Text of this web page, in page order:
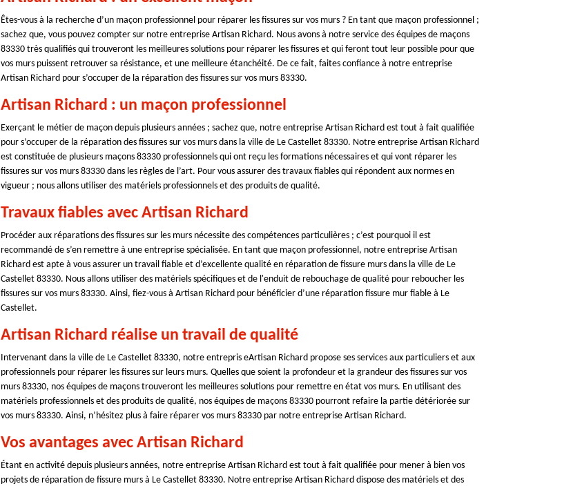
Êtes-vous à la recherche d’un maçon professionnel pour réparer les fissures sur vos murs ? En tant que maçon professionnel ;
sachez que, vous pouvez compter sur notre entreprise Artisan Richard. Nous avons à notre service des équipes de maçons
83330 très qualifiés qui trouveront les meilleures solutions pour réparer les fissures et qui feront tout leur possible pour que
vos murs puissent retrouver sa résistance, et une meilleure étanchéité. De ce fait, faites confiance à notre entreprise
Artisan Richard pour s’occuper de la réparation des fissures sur vos murs 83330.
Artisan Richard : un maçon professionnel
Exerçant le métier de maçon depuis plusieurs années ; sachez que, notre entreprise Artisan Richard est tout à fait qualifiée
pour s’occuper de la réparation des fissures sur vos murs dans la ville de Le Castellet 83330. Notre entreprise Artisan Richard
est constituée de plusieurs maçons 83330 professionnels qui ont reçu les formations nécessaires et qui vont réparer les
fissures sur vos murs 83330 dans les règles de l’art. Pour vous assurer des travaux fiables qui répondent aux normes en
vigueur ; nous allons utiliser des matériels professionnels et des produits de qualité.
Travaux fiables avec Artisan Richard
Procéder aux réparations des fissures sur les murs nécessite des compétences particulières ; c’est pourquoi il est
recommandé de s’en remettre à une entreprise spécialisée. En tant que maçon professionnel, notre entreprise Artisan
Richard est apte à vous assurer un travail fiable et d’excellente qualité en réparation de fissure murs dans la ville de Le
Castellet 83330. Nous allons utiliser des matériels spécifiques et de l'enduit de rebouchage de qualité pour reboucher les
fissures sur vos murs 83330. Ainsi, fiez-vous à Artisan Richard pour bénéficier d’une réparation fissure mur fiable à Le
Castellet.
Artisan Richard réalise un travail de qualité
Intervenant dans la ville de Le Castellet 83330, notre entrepris eArtisan Richard propose ses services aux particuliers et aux
professionnels pour réparer les fissures sur leurs murs. Quelles que soient la profondeur et la grandeur des fissures sur vos
murs 83330, nos équipes de maçons trouveront les meilleures solutions pour remettre en état vos murs. En utilisant des
matériels professionnels et des produits de qualité, nos équipes de maçons 83330 pourront refaire la partie détériorée sur
vos murs 83330. Ainsi, n’hésitez plus à faire réparer vos murs 83330 par notre entreprise Artisan Richard.
Vos avantages avec Artisan Richard
Étant en activité depuis plusieurs années, notre entreprise Artisan Richard est tout à fait qualifiée pour mener à bien vos
projets de réparation de fissure murs à Le Castellet 83330. Notre entreprise Artisan Richard dispose des matériels et des